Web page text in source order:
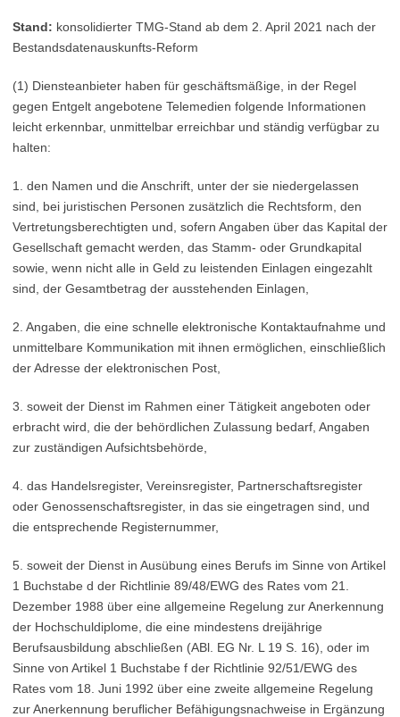
Stand: konsolidierter TMG-Stand ab dem 2. April 2021 nach der
Bestandsdatenauskunfts-Reform
(1) Diensteanbieter haben für geschäftsmäßige, in der Regel
gegen Entgelt angebotene Telemedien folgende Informationen
leicht erkennbar, unmittelbar erreichbar und ständig verfügbar zu
halten:
1. den Namen und die Anschrift, unter der sie niedergelassen
sind, bei juristischen Personen zusätzlich die Rechtsform, den
Vertretungsberechtigten und, sofern Angaben über das Kapital der
Gesellschaft gemacht werden, das Stamm- oder Grundkapital
sowie, wenn nicht alle in Geld zu leistenden Einlagen eingezahlt
sind, der Gesamtbetrag der ausstehenden Einlagen,
2. Angaben, die eine schnelle elektronische Kontaktaufnahme und
unmittelbare Kommunikation mit ihnen ermöglichen, einschließlich
der Adresse der elektronischen Post,
3. soweit der Dienst im Rahmen einer Tätigkeit angeboten oder
erbracht wird, die der behördlichen Zulassung bedarf, Angaben
zur zuständigen Aufsichtsbehörde,
4. das Handelsregister, Vereinsregister, Partnerschaftsregister
oder Genossenschaftsregister, in das sie eingetragen sind, und
die entsprechende Registernummer,
5. soweit der Dienst in Ausübung eines Berufs im Sinne von Artikel
1 Buchstabe d der Richtlinie 89/48/EWG des Rates vom 21.
Dezember 1988 über eine allgemeine Regelung zur Anerkennung
der Hochschuldiplome, die eine mindestens dreijährige
Berufsausbildung abschließen (ABl. EG Nr. L 19 S. 16), oder im
Sinne von Artikel 1 Buchstabe f der Richtlinie 92/51/EWG des
Rates vom 18. Juni 1992 über eine zweite allgemeine Regelung
zur Anerkennung beruflicher Befähigungsnachweise in Ergänzung